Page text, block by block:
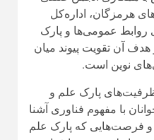
مشارکت در برگزاری
رسانه و روابط عمومی‌ها
خود، ما را در
همراهی کنند.
هرمزگان
رسانه‌ای و روابط